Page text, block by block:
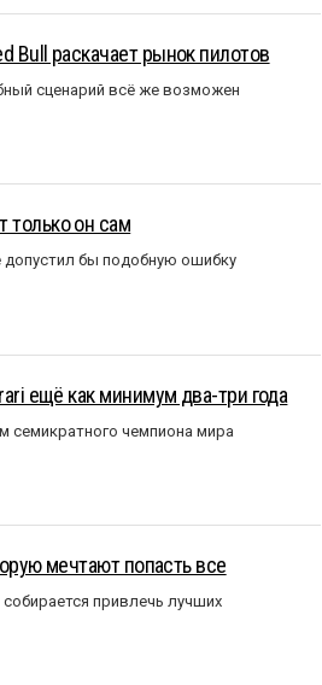
Bull раскачает рынок пилотов
сценарий всё же возможен
только он сам
бы подобную ошибку
ещё как минимум два-три года
чемпиона мира
мечтают попасть все
привлечь лучших